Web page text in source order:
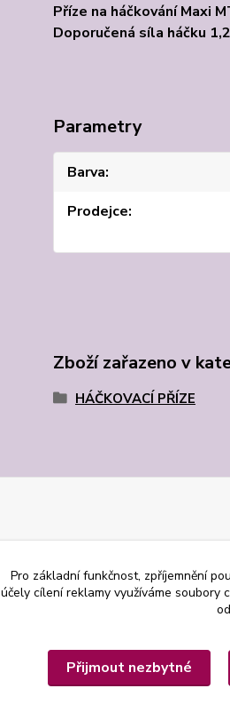
Příze na háčkování Maxi
Doporučená síla háčku
Parametry
Barva
Prodejce
Zboží zařazeno v
HÁČKOVACÍ PŘÍZE
Pro základní funkčnost, zpříjemnění
účely cílení reklamy využíváme
Přijmout nezbytné